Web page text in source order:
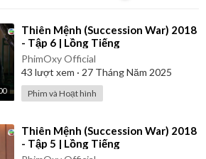
⁣Thiên Mệnh (Succession War) 2018
- Tập 6 | Lồng Tiếng
PhimOxy Official
43 lượt xem · 27 Tháng Năm 2025
Phim và Hoạt hình
⁣Thiên Mệnh (Succession War) 2018
- Tập 5 | Lồng Tiếng